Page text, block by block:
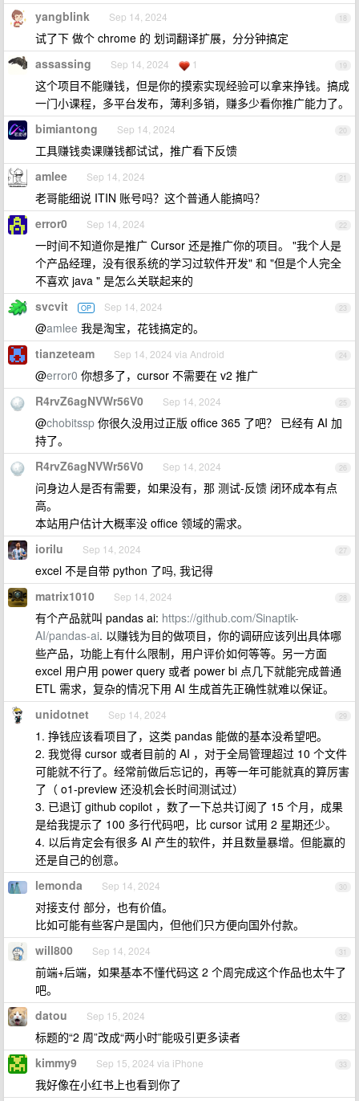
18
yangblink Sep 14, 2024
试了下 做个 chrome 的 划词翻译扩展，分分钟搞定
19
assassing Sep 14, 2024 1
这个项目不能赚钱，但是你的摸索实现经验可以拿来挣钱。搞成
一门小课程，多平台发布，薄利多销，赚多少看你推广能力了。
20
bimiantong Sep 14, 2024
工具赚钱卖课赚钱都试试，推广看下反馈
21
amlee Sep 14, 2024
老哥能细说 ITIN 账号吗？这个普通人能搞吗？
22
error0 Sep 14, 2024
一时间不知道你是推广 Cursor 还是推广你的项目。 "我个人是
个产品经理，没有很系统的学习过软件开发" 和 "但是个人完全
不喜欢 java " 是怎么关联起来的
23
svcvit OP Sep 14, 2024
@amlee 我是淘宝，花钱搞定的。
24
tianzeteam Sep 14, 2024 via Android
@error0 你想多了，cursor 不需要在 v2 推广
25
R4rvZ6agNVWr56V0 Sep 14, 2024
@chobitssp 你很久没用过正版 office 365 了吧？ 已经有 AI 加
持了。
26
R4rvZ6agNVWr56V0 Sep 14, 2024
问身边人是否有需要，如果没有，那 测试-反馈 闭环成本有点
高。
本站用户估计大概率没 office 领域的需求。
27
iorilu Sep 14, 2024
excel 不是自带 python 了吗, 我记得
28
matrix1010 Sep 14, 2024
有个产品就叫 pandas ai: https://github.com/Sinaptik-
AI/pandas-ai. 以赚钱为目的做项目，你的调研应该列出具体哪
些产品，功能上有什么限制，用户评价如何等等。另一方面
excel 用户用 power query 或者 power bi 点几下就能完成普通
ETL 需求，复杂的情况下用 AI 生成首先正确性就难以保证。
29
unidotnet Sep 14, 2024
1. 挣钱应该看项目了，这类 pandas 能做的基本没希望吧。
2. 我觉得 cursor 或者目前的 AI ，对于全局管理超过 10 个文件
可能就不行了。经常前做后忘记的，再等一年可能就真的算厉害
了（ o1-preview 还没机会长时间测试过）
3. 已退订 github copilot ，数了一下总共订阅了 15 个月，成果
是给我提示了 100 多行代码吧，比 cursor 试用 2 星期还少。
4. 以后肯定会有很多 AI 产生的软件，并且数量暴增。但能赢的
还是自己的创意。
30
lemonda Sep 14, 2024
对接支付 部分，也有价值。
比如可能有些客户是国内，但他们只方便向国外付款。
31
will800 Sep 14, 2024
前端+后端，如果基本不懂代码这 2 个周完成这个作品也太牛了
吧。
32
datou Sep 15, 2024
标题的“2 周”改成“两小时”能吸引更多读者
33
kimmy9 Sep 15, 2024 via iPhone
我好像在小红书上也看到你了